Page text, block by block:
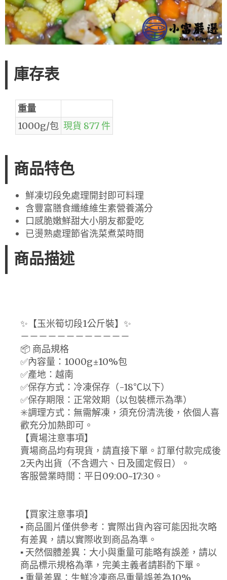
庫存表
重量
1000g/包 現貨 877 件
商品特色
鮮凍切段免處理開封即可料理
含豐富膳食纖維維生素營養滿分
口感脆嫩鮮甜大小朋友都愛吃
已燙熟處理節省洗菜煮菜時間
商品描述
✨【玉米筍切段1公斤裝】✨
－－－－－－－－－－－－
📦 商品規格
✅內容量：1000g±10%包
✅產地：越南
✅保存方式：冷凍保存（-18℃以下）
✅保存期限：正常效期（以包裝標示為準）
✳️調理方式：無需解凍，須充份清洗後，依個人喜
歡充分加熱即可。
【賣場注意事項】
賣場商品均有現貨，請直接下單。訂單付款完成後
2天內出貨（不含週六、日及國定假日）。
客服營業時間：平日09:00~17:30。
【買家注意事項】
▪ 商品圖片僅供參考：實際出貨內容可能因批次略
有差異，請以實際收到商品為準。
▪ 天然個體差異：大小與重量可能略有誤差，請以
商品標示規格為準，完美主義者請斟酌下單。